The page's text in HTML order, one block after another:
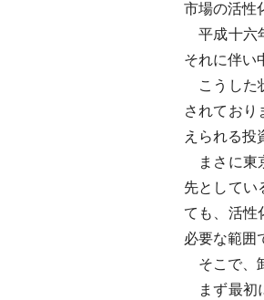
市場の活性
平成十六
それに伴い
こうした
されており
えられる投
まさに東
先としてい
ても、活性
必要な範囲
そこで、
まず最初